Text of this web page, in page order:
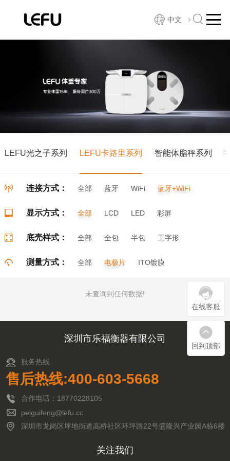
在线客服
回到顶部
中文
LEFU光之子系列 LEFU卡路里系列 智能体脂秤系列
连接方式： 全部 蓝牙 WiFi 蓝牙+WiFi
显示方式： 全部 LCD LED 彩屏
底壳样式： 全部 全包 半包
工字形
测量方式： 全部 电极片 ITO镀膜
未查询到任何数据!
深圳市乐福衡器有限公司
服务热线
售后热线:400-603-5668
合作电话：18770228105
peiguifeng@lefu.cc
深圳市龙岗区坪地街道高桥社区环坪路22号盛隆兴产业园A栋6楼
关注我们